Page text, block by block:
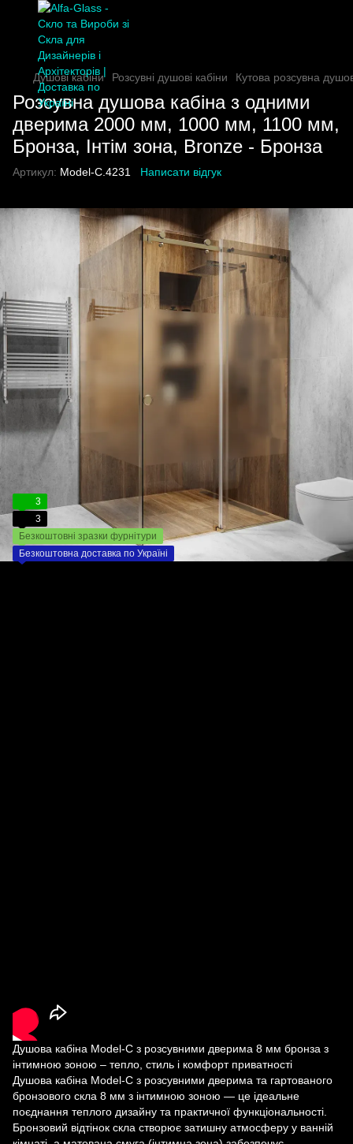
Душові кабіни Розсувні душові кабіни Кутова розсувна
Розсувна душова кабіна з одними
дверима 2000 мм, 1000 мм, 1100 мм,
Бронза, Інтім зона, Bronze - Бронза
Артикул: Model-C.4231 Написати відгук
3
3
Безкоштовні зразки фурнітури
Безкоштовна доставка по Україні
Душова кабіна Model-C з розсувними дверима 8 мм бронза з
інтимною зоною – тепло, стиль і комфорт приватності
Душова кабіна Model-C з розсувними дверима та гартованого
бронзового скла 8 мм з інтимною зоною — це ідеальне
поєднання теплого дизайну та практичної функціональності.
Бронзовий відтінок скла створює затишну атмосферу у ванній